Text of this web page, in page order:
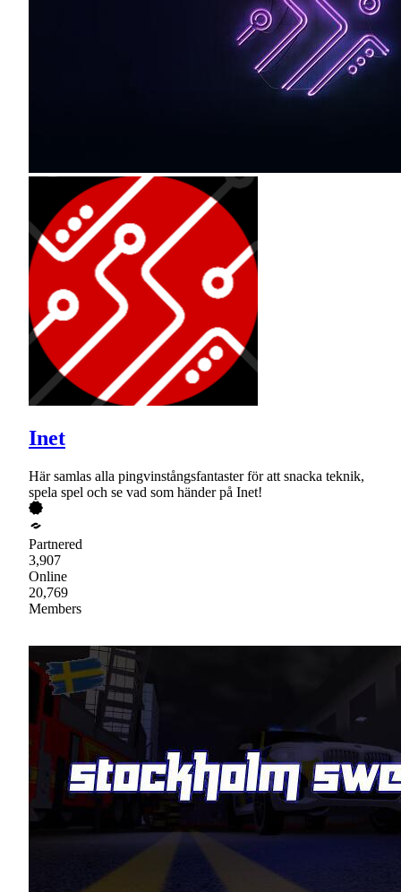
Inet
Här samlas alla pingvinstångsfantaster för att snacka teknik,
spela spel och se vad som händer på Inet!
Partnered
3,907
Online
20,769
Members